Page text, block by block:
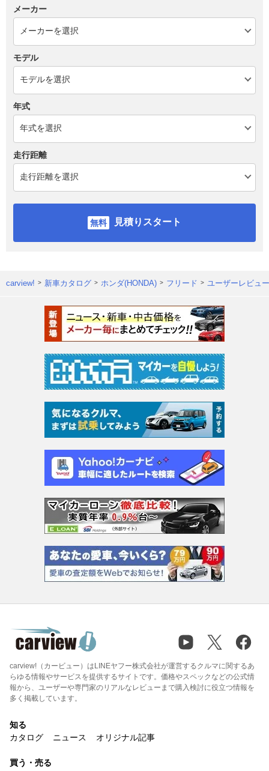
メーカー
モデル
年式
走行距離
見積りスタート
carview! 新車カタログ ホンダ(HONDA) フリード ユーザーレビュ
carview!（カービュー）はLINEヤフー株式会社が運営するクルマに関するあ
らゆる情報やサービスを提供するサイトです。価格やスペックなどの公式情
報から、ユーザーや専門家のリアルなレビューまで購入検討に役立つ情報を
多く掲載しています。
知る
カタログ
ニュース オリジナル記事
買う・売る